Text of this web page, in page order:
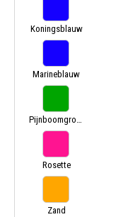
Koningsblauw
Marineblauw
Pijnboomgroen
Rosette
Zand